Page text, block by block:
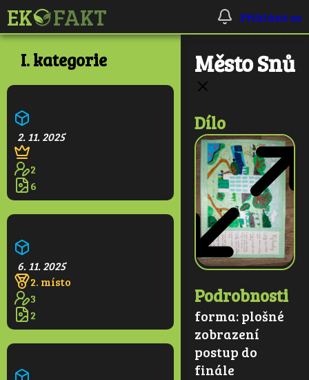
Přihlásit se
I. kategorie
2. 11. 2025
2
6
6. 11. 2025
2. místo
3
2
Město Snů
Dílo
Podrobnosti
forma:plošné
zobrazení
postup do
finále